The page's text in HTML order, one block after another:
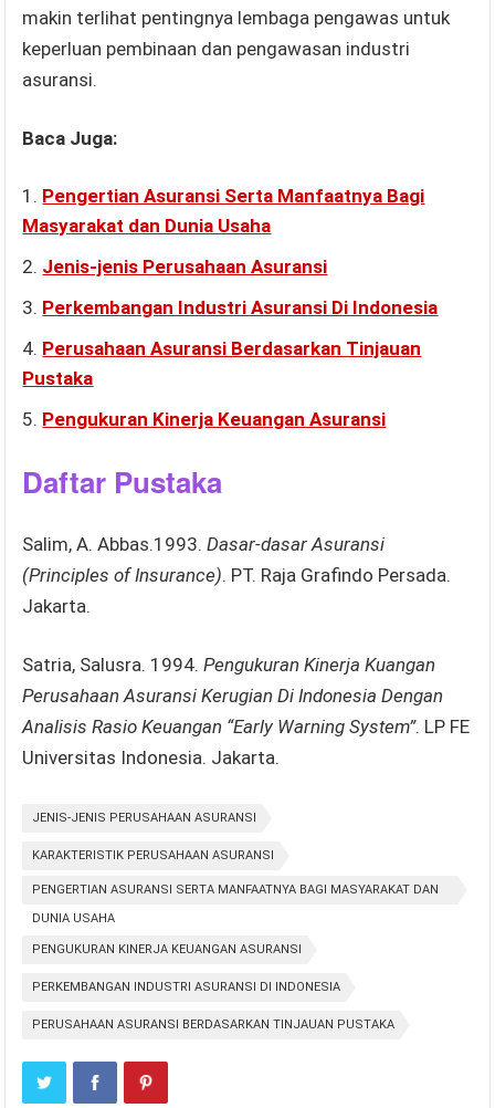
makin terlihat pentingnya lembaga pengawas untuk
keperluan pembinaan dan pengawasan industri
asuransi.
Baca Juga:
Pengertian Asuransi Serta Manfaatnya Bagi
Masyarakat dan Dunia Usaha
Jenis-jenis Perusahaan Asuransi
Perkembangan Industri Asuransi Di Indonesia
Perusahaan Asuransi Berdasarkan Tinjauan
Pustaka
Pengukuran Kinerja Keuangan Asuransi
Daftar Pustaka
Salim, A. Abbas.1993.Dasar-dasar Asuransi
(Principles of Insurance). PT. Raja Grafindo Persada.
Jakarta.
Satria, Salusra. 1994.Pengukuran Kinerja Kuangan
Perusahaan Asuransi Kerugian Di Indonesia Dengan
Analisis Rasio Keuangan “Early Warning System”. LP FE
Universitas Indonesia. Jakarta.
JENIS-JENIS PERUSAHAAN ASURANSI
KARAKTERISTIK PERUSAHAAN ASURANSI
PENGERTIAN ASURANSI SERTA MANFAATNYA BAGI MASYARAKAT DAN
DUNIA USAHA
PENGUKURAN KINERJA KEUANGAN ASURANSI
PERKEMBANGAN INDUSTRI ASURANSI DI INDONESIA
PERUSAHAAN ASURANSI BERDASARKAN TINJAUAN PUSTAKA